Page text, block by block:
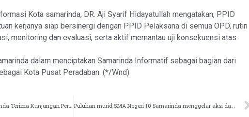
Kota samarinda, DR. Aji Syarif Hidayatullah mengatakan, PPID
kerjanya siap bersinergi dengan PPID Pelaksana di semua OPD, rutin
monitoring dan evaluasi, serta aktif memantau uji konsekuensi atas
dalam menciptakan Samarinda Informatif sebagai bagian dari
Kota Pusat Peradaban. (*/Wnd)
Kadis dan Sekdis Kominfo Samarinda Terima Kunjungan Perusahaan Multimedia Trisha Jaya Elektrindo Jakarta Puluhan murid SMA Negeri 10 Samarinda menggelar aksi damai di depan kantor DPRD Provinsi Kaltim